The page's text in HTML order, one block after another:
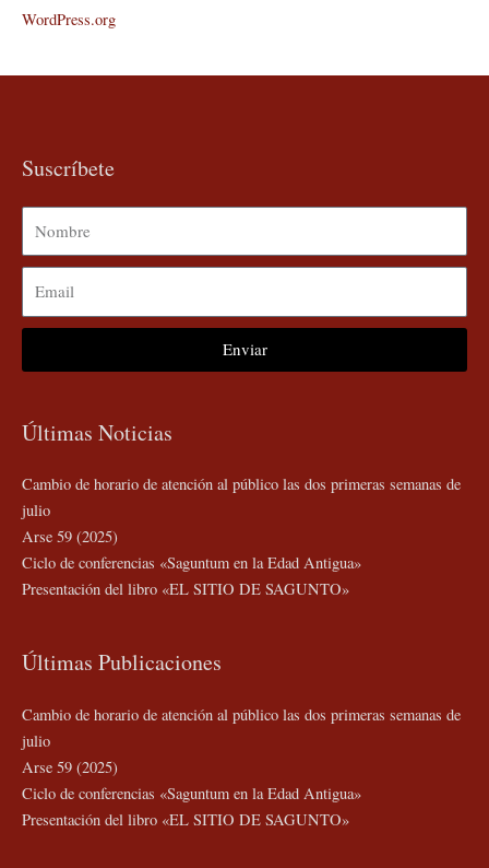
WordPress.org
Suscríbete
Enviar
Últimas Noticias
Cambio de horario de atención al público las dos primeras semanas de
julio
Arse 59 (2025)
Ciclo de conferencias «Saguntum en la Edad Antigua»
Presentación del libro «EL SITIO DE SAGUNTO»
Últimas Publicaciones
Cambio de horario de atención al público las dos primeras semanas de
julio
Arse 59 (2025)
Ciclo de conferencias «Saguntum en la Edad Antigua»
Presentación del libro «EL SITIO DE SAGUNTO»